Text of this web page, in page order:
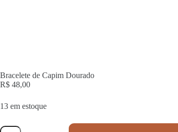
Bracelete de Capim Dourado
R$ 48,00
13 em estoque